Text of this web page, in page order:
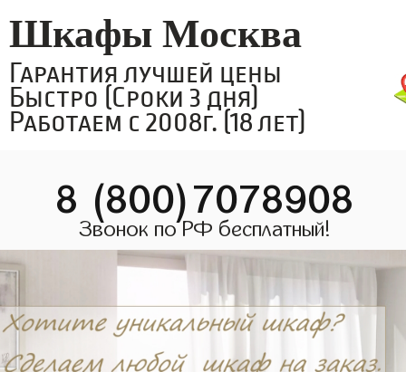
Шкафы Москва
Гарантия лучшей цены
Быстро (Сроки 3 дня)
Работаем с 2008г. (18 лет)
8 (800)7078908
Звонок по РФ бесплатный!